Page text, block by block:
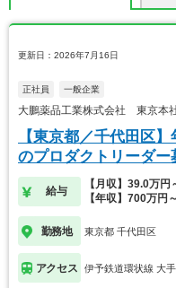
更新日：2026年7月16日
正社員 一般企業
大鵬薬品工業株式会社 東京本
【東京都／千代田区
のプロダクトリーダー
給与
【月収】39.0万円
【年収】700万円
勤務地 東京都 千代田区
アクセス 伊予鉄道環状線 大